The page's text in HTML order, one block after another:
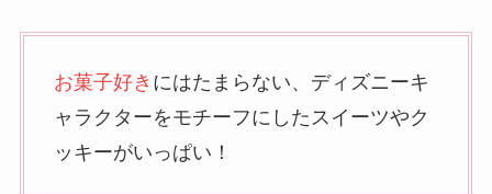
お菓子好き にはたまらない、ディズニーキ
ャラクターをモチーフにしたスイーツやク
ッキーがいっぱい！